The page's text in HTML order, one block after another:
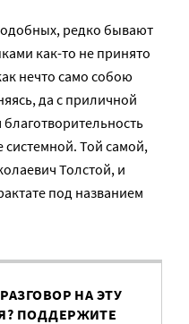
редко бывают
как-то не принято
нечто само собою
да с приличной
системной. Той самой,
Толстой, и
под названием
НА ЭТУ
ПОДДЕРЖИТЕ